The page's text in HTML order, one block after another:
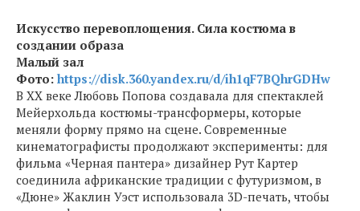
Искусство перевоплощения. Сила костюма в
создании образа
Малый зал
Фото: https://disk.360.yandex.ru/d/ih1qF7BQhrGDHw
В XX веке Любовь Попова создавала для спектаклей
Мейерхольда костюмы-трансформеры, которые
меняли форму прямо на сцене. Современные
кинематографисты продолжают эксперименты: для
фильма «Черная пантера» дизайнер Рут Картер
соединила африканские традиции с футуризмом, в
«Дюне» Жаклин Уэст использовала 3D-печать, чтобы